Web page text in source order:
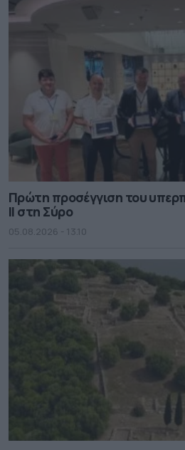
Πρώτη προσέγγιση του
II στη Σύρο
05.08.2026 - 13.10